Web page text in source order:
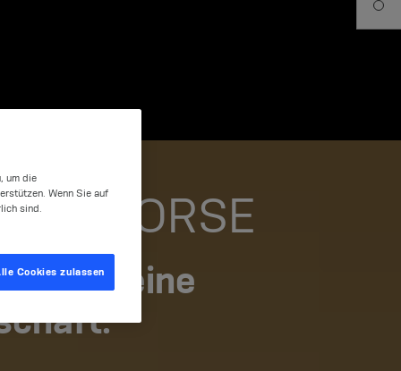
MORSE
ist eine
um die
Wenn Sie auf
sind.
Cookies zulassen